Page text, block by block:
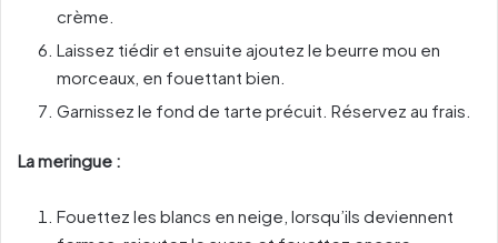
crème.
Laissez tiédir et ensuite ajoutez le beurre mou en
morceaux, en fouettant bien.
Garnissez le fond de tarte précuit. Réservez au frais.
La meringue :
Fouettez les blancs en neige, lorsqu’ils deviennent